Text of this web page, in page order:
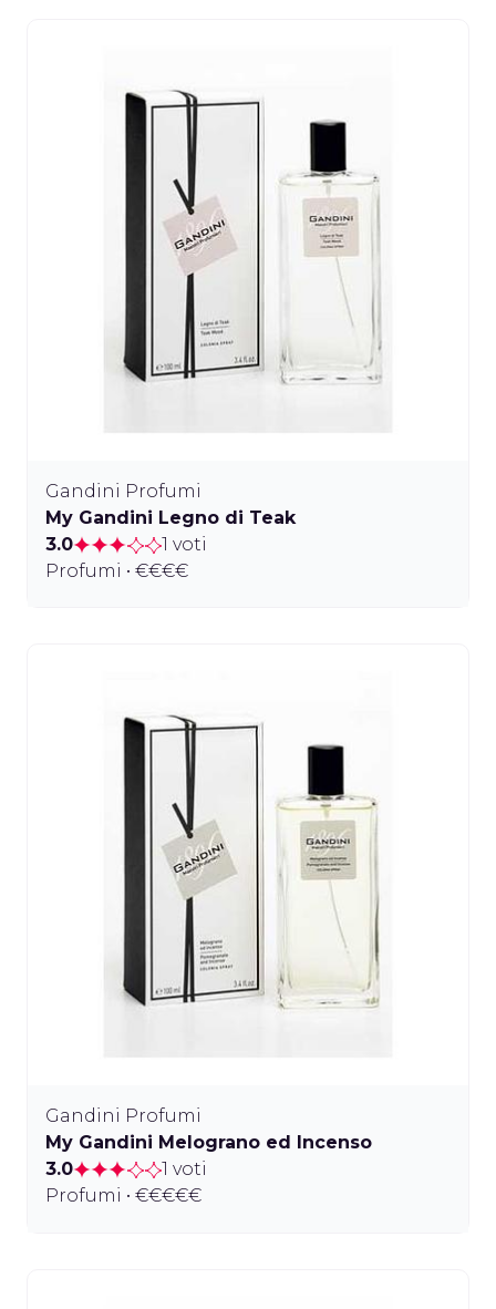
Gandini Profumi
My Gandini Legno di Teak
3.0
1 voti
Profumi • €€€€
Gandini Profumi
My Gandini Melograno ed Incenso
3.0
1 voti
Profumi • €€€€€